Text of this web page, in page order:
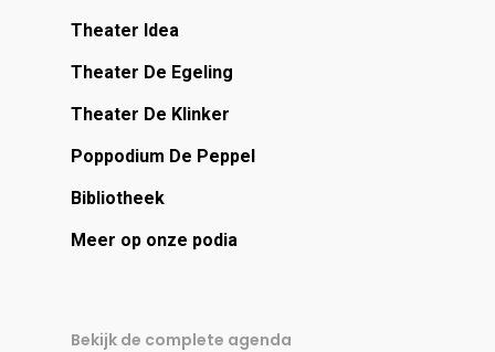
Theater Idea
Theater De Egeling
Theater De Klinker
Poppodium De Peppel
Bibliotheek
Meer op onze podia
Bekijk de complete agenda